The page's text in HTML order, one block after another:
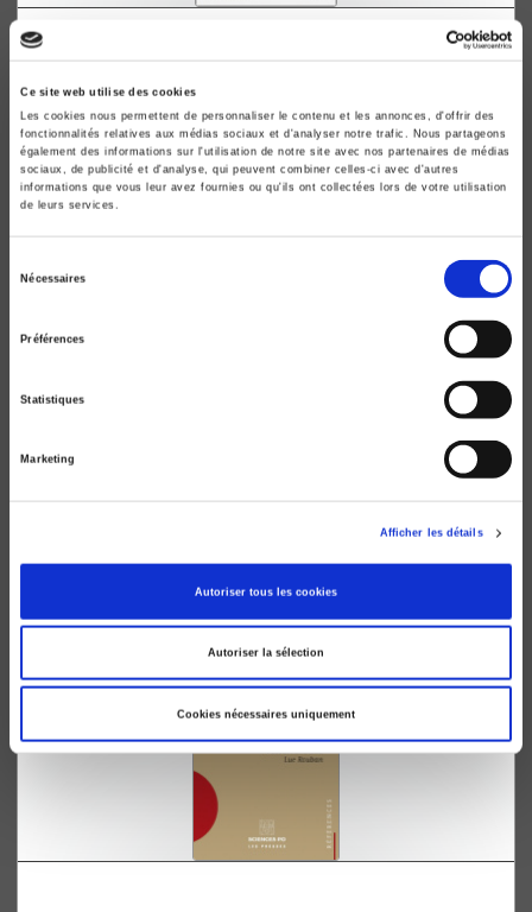
Ce site web utilise des cookies
Les cookies nous permettent de personnaliser le contenu et les annonces, d'offrir des
fonctionnalités relatives aux médias sociaux et d'analyser notre trafic. Nous partageons
également des informations sur l'utilisation de notre site avec nos partenaires de médias
sociaux, de publicité et d'analyse, qui peuvent combiner celles-ci avec d'autres
informations que vous leur avez fournies ou qu'ils ont collectées lors de votre utilisation
de leurs services.
Nécessaires
Préférences
Statistiques
Marketing
Afficher les détails
Autoriser tous les cookies
Autoriser la sélection
Cookies nécessaires uniquement
Raisons politiques 04, 2001
Jean-Marie Donegani
La liberté de choisir
Pluralisme religieux et pluralisme politique dans le